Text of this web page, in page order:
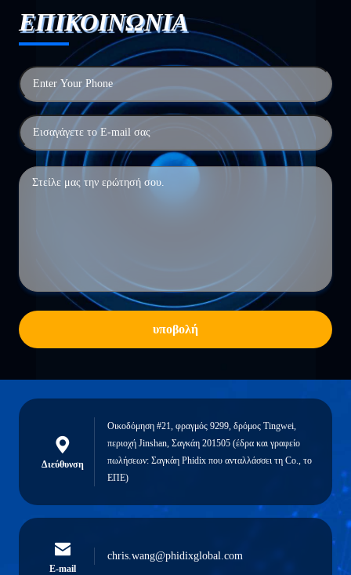
ΕΠΙΚΟΙΝΩΝΙΑ
υποβολή
Διεύθυνση
Οικοδόμηση #21, φραγμός 9299, δρόμος Tingwei,
περιοχή Jinshan, Σαγκάη 201505 (έδρα και γραφείο
πωλήσεων: Σαγκάη Phidix που ανταλλάσσει τη Co., το
ΕΠΕ)
E-mail
chris.wang@phidixglobal.com